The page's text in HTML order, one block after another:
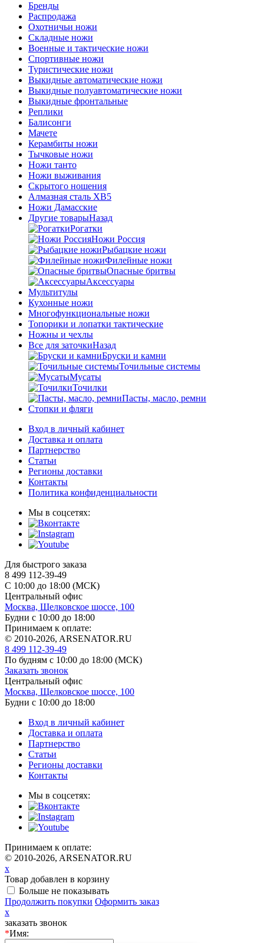
Бренды
Распродажа
Охотничьи ножи
Складные ножи
Военные и тактические ножи
Спортивные ножи
Туристические ножи
Выкидные автоматические ножи
Выкидные полуавтоматические ножи
Выкидные фронтальные
Реплики
Балисонги
Мачете
Керамбиты ножи
Тычковые ножи
Ножи танто
Ножи выживания
Скрытого ношения
Алмазная сталь ХВ5
Ножи Дамасские
Другие товарыНазад
Рогатки
Ножи Россия
Рыбацкие ножи
Филейные ножи
Опасные бритвы
Аксессуары
Мультитулы
Кухонные ножи
Многофункциональные ножи
Топорики и лопатки тактические
Ножны и чехлы
Все для заточкиНазад
Бруски и камни
Точильные системы
Мусаты
Точилки
Пасты, масло, ремни
Стопки и фляги
Вход в личный кабинет
Доставка и оплата
Партнерство
Статьи
Регионы доставки
Контакты
Политика конфиденциальности
Мы в соцсетях:
Для быстрого заказа
8 499 112-39-49
С 10:00 до 18:00 (МСК)
Центральный офис
Москва, Щелковское шоссе, 100
Будни с 10:00 до 18:00
Принимаем к оплате:
© 2010-2026, ARSENATOR.RU
8 499 112-39-49
По будням с 10:00 до 18:00 (МСК)
Заказать звонок
Центральный офис
Москва, Щелковское шоссе, 100
Будни с 10:00 до 18:00
Вход в личный кабинет
Доставка и оплата
Партнерство
Статьи
Регионы доставки
Контакты
Мы в соцсетях:
Принимаем к оплате:
© 2010-2026, ARSENATOR.RU
x
Товар добавлен в корзину
Больше не показывать
Продолжить покупки Оформить заказ
x
заказать звонок
*Имя: